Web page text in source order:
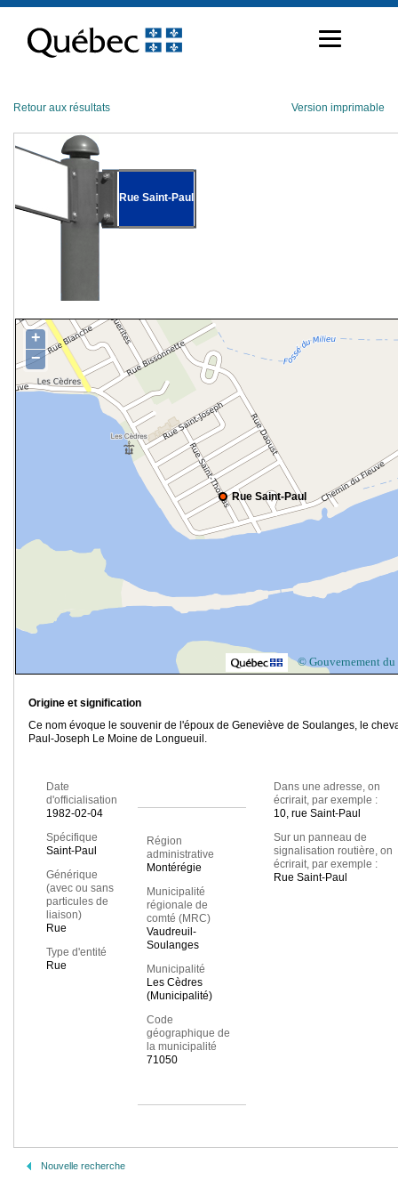
contenu
Retour aux résultats Version imprimable
Rue Saint-Paul
Rue Saint-Paul
+
−
© Gouvernement du
Origine et signification
Ce nom évoque le souvenir de l'époux de Geneviève de Soulanges, le
Paul-Joseph Le Moine de Longueuil.
Date
d'officialisation
1982-02-04
Spécifique
Saint-Paul
Générique
(avec ou sans
particules de
liaison)
Rue
Type d'entité
Rue
Région
administrative
Montérégie
Municipalité
régionale de
comté (MRC)
Vaudreuil-
Soulanges
Municipalité
Les Cèdres
(Municipalité)
Code
géographique de
la municipalité
71050
Dans une adresse, on
écrirait, par exemple :
10, rue Saint-Paul
Sur un panneau de
signalisation routière, on
écrirait, par exemple :
Rue Saint-Paul
Nouvelle recherche